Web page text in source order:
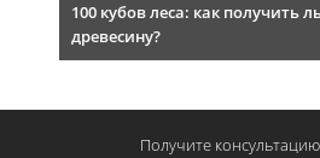
100 кубов леса: как получить
древесину?
Получите консультацию